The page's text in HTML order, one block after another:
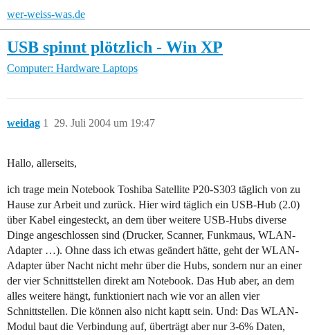
wer-weiss-was.de
USB spinnt plötzlich - Win XP
Computer: Hardware Laptops
weidag 29. Juli 2004 um 19:47
1
Hallo, allerseits,
ich trage mein Notebook Toshiba Satellite P20-S303 täglich von zu
Hause zur Arbeit und zurück. Hier wird täglich ein USB-Hub (2.0)
über Kabel eingesteckt, an dem über weitere USB-Hubs diverse
Dinge angeschlossen sind (Drucker, Scanner, Funkmaus, WLAN-
Adapter …). Ohne dass ich etwas geändert hätte, geht der WLAN-
Adapter über Nacht nicht mehr über die Hubs, sondern nur an einer
der vier Schnittstellen direkt am Notebook. Das Hub aber, an dem
alles weitere hängt, funktioniert nach wie vor an allen vier
Schnittstellen. Die können also nicht kaptt sein. Und: Das WLAN-
Modul baut die Verbindung auf, überträgt aber nur 3-6% Daten,